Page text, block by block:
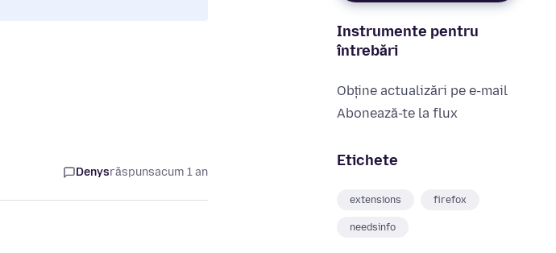
Instrumente pentru
întrebări
Obține actualizări pe e-mail
Abonează-te la flux
Etichete
extensions firefox
needsinfo
Denysrăspunsacum 1 an